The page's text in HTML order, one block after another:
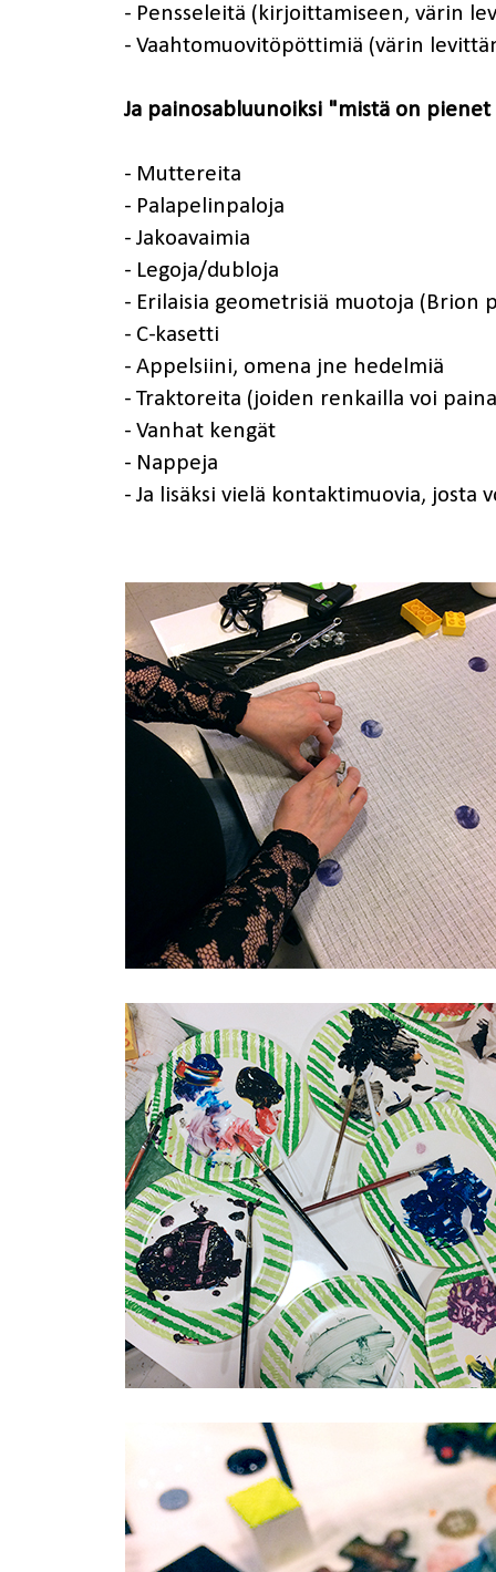
- Pensseleitä (kirjoittamiseen, värin
- Vaahtomuovitöpöttimiä (värin
Ja painosabluunoiksi "mistä on
- Muttereita
- Palapelinpaloja
- Jakoavaimia
- Legoja/dubloja
- Erilaisia geometrisiä muotoja (Brion
- C-kasetti
- Appelsiini, omena jne hedelmiä
- Traktoreita (joiden renkailla voi
- Vanhat kengät
- Nappeja
- Ja lisäksi vielä kontaktimuovia, josta